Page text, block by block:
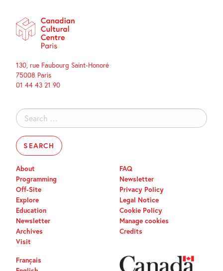
130, rue Faubourg Saint-Honoré
75008 Paris
01 44 43 21 90
Search
for:
About
Programming
Off-Site
Explore
Education
Newsletter
Archives
Visit
FAQ
Newsletter
Privacy Policy
Legal Notice
Cookie Policy
Manage cookies
Credits
Français